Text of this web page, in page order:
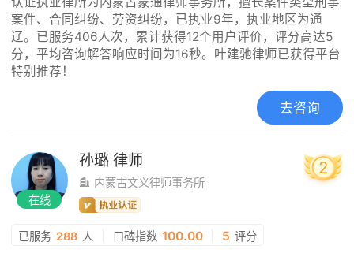
案件、合同纠纷、劳资纠纷，已执业9年，执业地区为通
辽。已服务406人次，累计获得12个用户评价，评分高达5
分，平均咨询解答响应时间为16秒。叶建驰律师已获得平台
特别推荐！
去咨询
在线
孙璐 律师
内蒙古文义律师事务所
2
已服务 288 人 口碑指数 100.00 5 评分